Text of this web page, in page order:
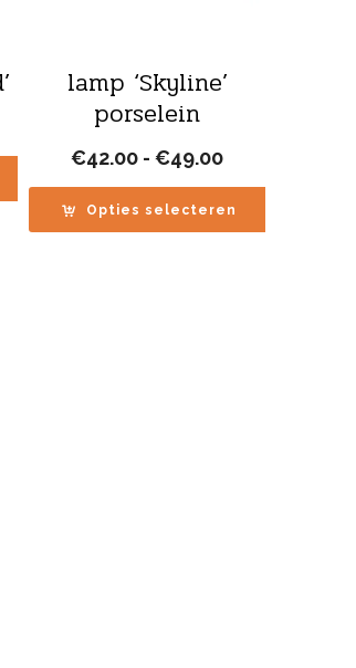
lamp ‘Skyline’
porselein
€42.00 - €49.00Prijsklasse:
tot
Opties selecteren